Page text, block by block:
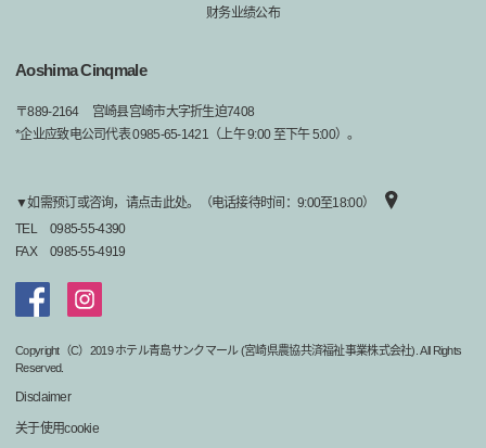
财务业绩公布
Aoshima Cinqmale
〒889-2164
宫崎县宫崎市大字折生迫7408
*企业应致电公司代表 0985-65-1421（上午 9:00 至下午 5:00）。
▼如需预订或咨询，请点击此处。（电话接待时间：9:00至18:00）
TEL
0985-55-4390
FAX
0985-55-4919
Copyright（C）2019 ホテル青島サンクマール (宮崎県農協共済福祉事業株式会社). All Rights
Reserved.
Disclaimer
关于使用cookie